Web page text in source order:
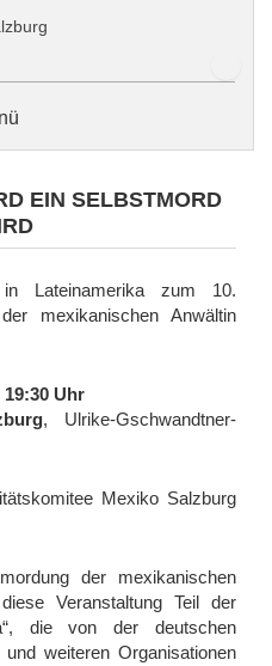
Nachruf von Erich Hackl
Obituario del Comité de
EIN SELBSTMORD
Lateinamerika zum 10.
mexikanischen Anwältin
19:30 Uhr
, Ulrike-Gschwandtner-
Mexiko Salzburg
der mexikanischen
Veranstaltung Teil der
die von der deutschen
weiteren Organisationen